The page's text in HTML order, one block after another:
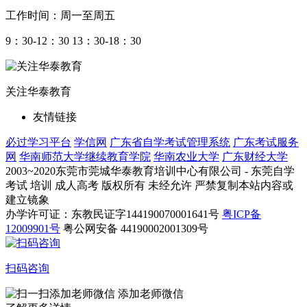
工作时间：周一至周五
9：30-12：30 13：30-18：30
关注华泰教育
友情链接
必过学习平台 学信网 广东省自学考试管理系统 广东考试服务
网 华南师范大学继续教育学院 华南农业大学 广东财经大学
2003~2020东莞市莞城华泰教育培训中心有限公司 - 东莞自学
考试 培训 成人高考 版权所有 未经允许 严禁复制本站内容或
建立镜象
办学许可证：东教民证字144190070001641号 粤ICP备
12009901号 粤公网安备 44190002001309号
扫码咨询
添加老师微信